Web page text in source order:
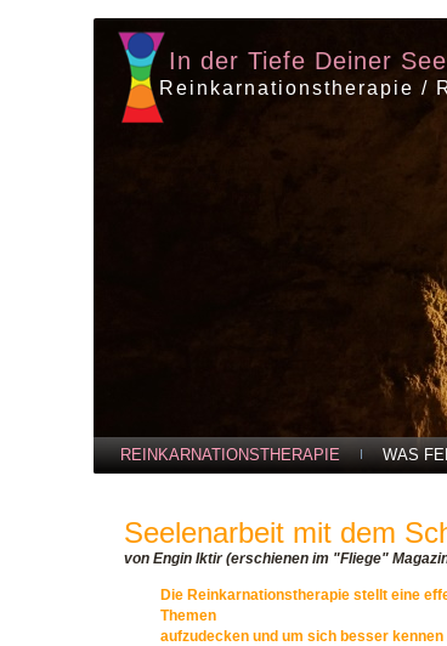
In der Tiefe Deiner
Reinkarnationstherapie /
REINKARNATIONSTHERAPIE WAS
Seelenarbeit mit dem
von Engin Iktir (erschienen im "Fliege"
Die Reinkarnationstherapie stellt eine
Themen
aufzudecken und um sich besser